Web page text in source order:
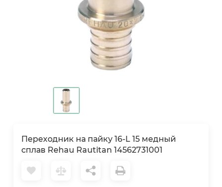
Переходник на пайку 16-L 15 медный
сплав Rehau Rautitan 14562731001